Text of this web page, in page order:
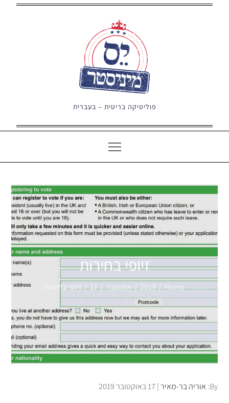
פוליטיקה בריטית – בעברית
זיופי בחירות
Home
2019 אוקטובר 17 זיופי בחירות
By: אוריה בר-מאיר Posted
17 באוקטובר 2019